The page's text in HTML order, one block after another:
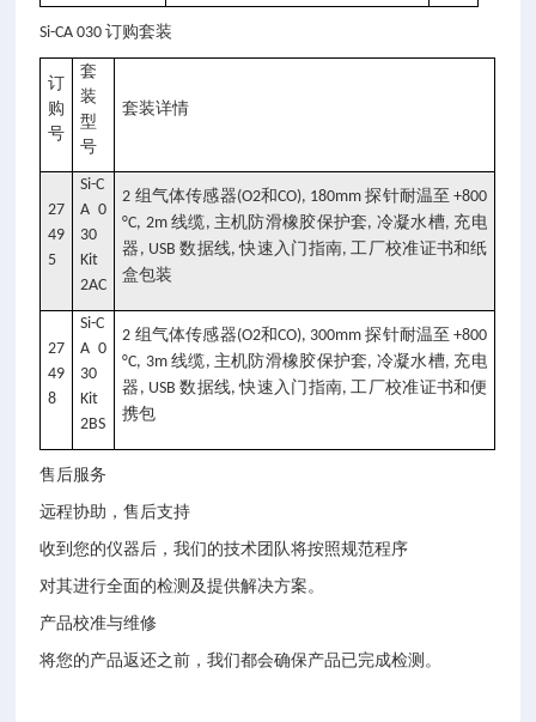
Si-CA 030订购套装
订
购
号
套
装
型
号
套装详情
27
49
5
Si-C
A 0
30
Kit
2AC
2 组气体传感器(O2和CO), 180mm探针耐温至 +800
°C, 2m线缆, 主机防滑橡胶保护套, 冷凝水槽, 充电
器 , USB数据线,快速入门指南,工厂校准证书和纸
盒包装
27
49
8
Si-C
A 0
30
Kit
2BS
2 组气体传感器(O2和CO), 300mm探针耐温至 +800
°C, 3m线缆, 主机防滑橡胶保护套, 冷凝水槽, 充电
器 , USB数据线,快速入门指南,工厂校准证书和便
携包
售后服务
远程协助，售后支持
收到您的仪器后，我们的技术团队将按照规范程序
对其进行全面的检测及提供解决方案。
产品校准与维修
将您的产品返还之前，我们都会确保产品已完成检测。